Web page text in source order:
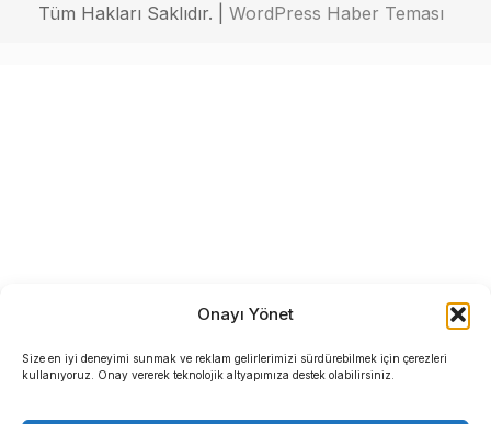
Onayı Yönet
Size en iyi deneyimi sunmak ve reklam gelirlerimizi sürdürebilmek için çerezleri
kullanıyoruz. Onay vererek teknolojik altyapımıza destek olabilirsiniz.
Tüm Hakları Saklıdır. | WordPress Haber Teması